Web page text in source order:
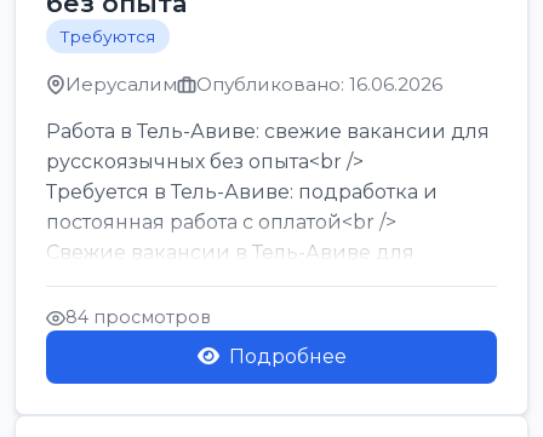
Требуются
Иерусалим Опубликовано: 16.06.2026
Работа в Тель-Авиве: свежие вакансии для
русскоязычных без опыта<br />
Требуется в Тель-Авиве: подработка и
постоянная работа с оплатой<br />
Свежие вакансии в Тель-Авиве для
мужчин и женщин от хозя...
84 просмотров
Подробнее